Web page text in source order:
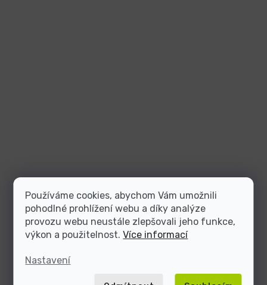
Používáme cookies, abychom Vám umožnili
pohodlné prohlížení webu a díky analýze
provozu webu neustále zlepšovali jeho funkce,
výkon a použitelnost.Více informací
Nastavení